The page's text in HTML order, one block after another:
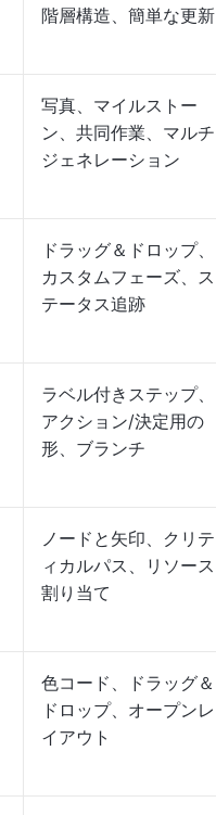
階層構造、簡単な更新
写真、マイルストー
ン、共同作業、マルチ
ジェネレーション
ドラッグ＆ドロップ、
カスタムフェーズ、ス
テータス追跡
ラベル付きステップ、
アクション/決定用の
形、ブランチ
ノードと矢印、クリテ
ィカルパス、リソース
割り当て
色コード、ドラッグ＆
ドロップ、オープンレ
イアウト